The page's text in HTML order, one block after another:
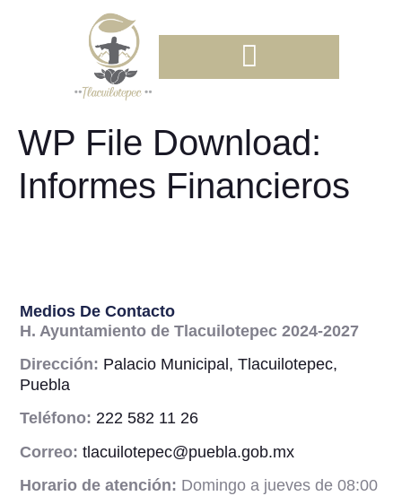
WP File Download:
Informes Financieros
Medios De Contacto
H. Ayuntamiento de Tlacuilotepec 2024-2027
Dirección: Palacio Municipal, Tlacuilotepec,
Puebla
Teléfono: 222 582 11 26
Correo: tlacuilotepec@puebla.gob.mx
Horario de atención: Domingo a jueves de 08:00